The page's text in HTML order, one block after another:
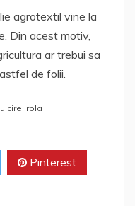
agrotextil vine la
Din acest motiv,
ar trebui sa
de folii.
rola
Pinterest